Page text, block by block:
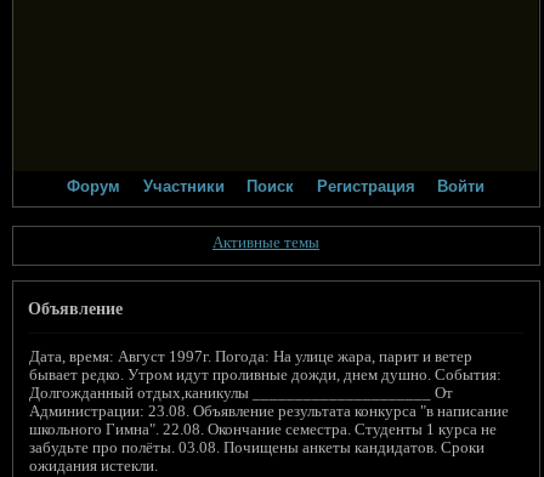
Форум Участники Поиск Регистрация Войти
Активные темы
Объявление
Дата, время: Август 1997г. Погода: На улице жара, парит и ветер
бывает редко. Утром идут проливные дожди, днем душно. События:
Долгожданный отдых,каникулы _____________________ От
Администрации: 23.08. Объявление результата конкурса "в написание
школьного Гимна". 22.08. Окончание семестра. Студенты 1 курса не
забудьте про полёты. 03.08. Почищены анкеты кандидатов. Сроки
ожидания истекли.